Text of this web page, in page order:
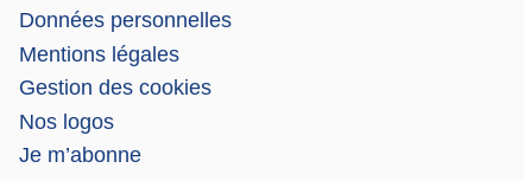
Données personnelles
Mentions légales
Gestion des cookies
Nos logos
Je m’abonne